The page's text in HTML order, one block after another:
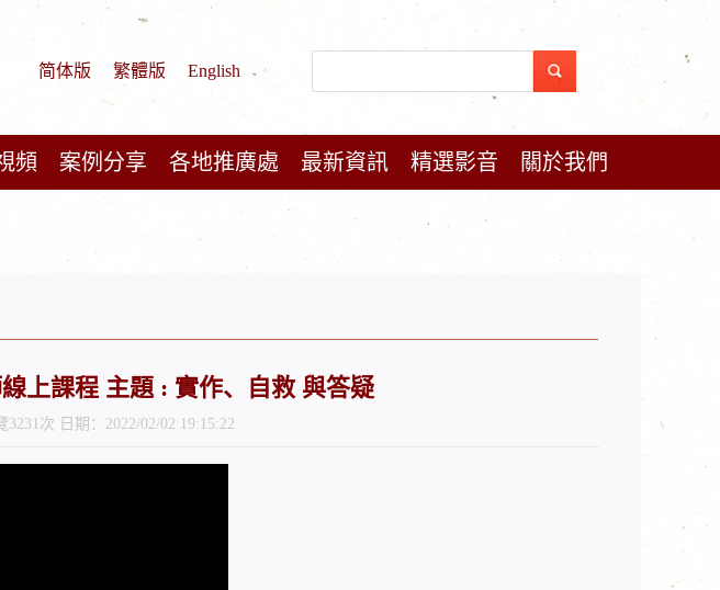
简体版 繁體版 English
頻 案例分享 各地推廣處 最新資訊 精選影音 關於我們
線上課程 主題 : 實作、自救 與答疑
3231次 日期：2022/02/02 19:15:22